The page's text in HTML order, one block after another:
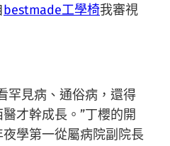
bestmade工學椅我審視
罕見病、通俗病，還得
才幹成長。”丁櫻的開
學第一從屬病院副院長